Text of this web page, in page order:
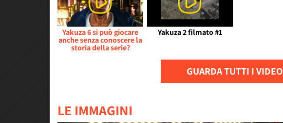
Yakuza 6 si può giocare
anche senza conoscere la
storia della serie?
Yakuza 2 filmato #1
GUARDA TUTTI I VIDEO
LE IMMAGINI